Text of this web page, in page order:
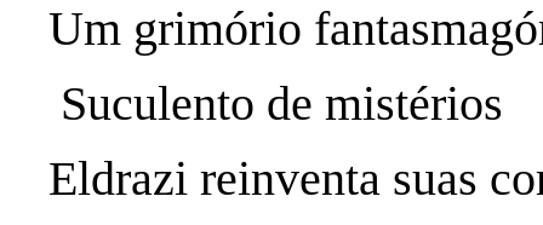
Um grimório
Suculento de mistérios
Eldrazi reinventa suas